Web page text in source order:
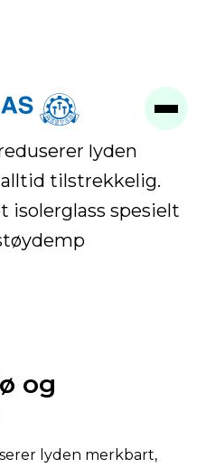
glass
lyden
tilstrekkelig.
isolerglass spesielt
og
lyden merkbart,